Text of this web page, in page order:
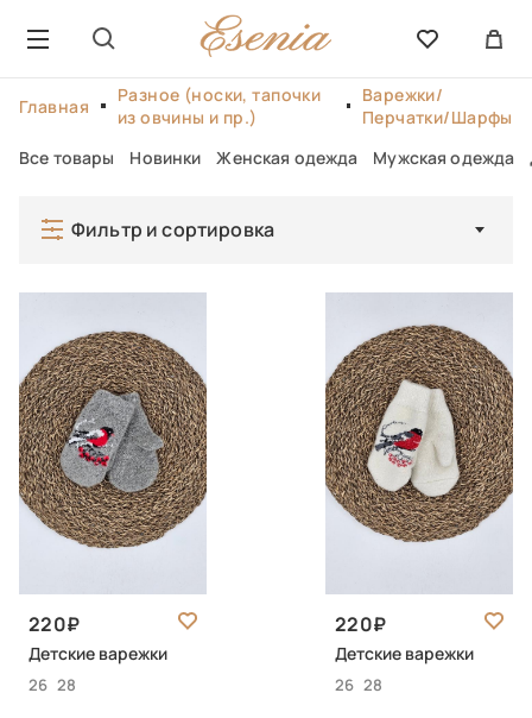
Главная
Разное (носки, тапочки
из овчины и пр.)
Варежки/
Перчатки/Шарфы
Все товары
Новинки Женская одежда Мужская одежда
Фильтр и сортировка
220
Детские варежки
26 28
220
Детские варежки
26 28